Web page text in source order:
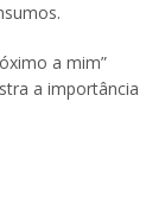
a mim”
a importância